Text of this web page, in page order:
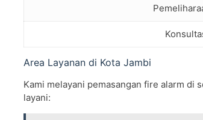
Area Layanan di Kota Jambi
Kami melayani pemasangan fire alarm di
layani: